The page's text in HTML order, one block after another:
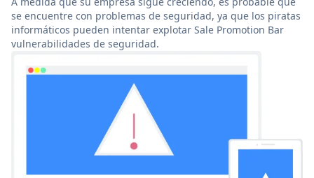
se encuentre con problemas de seguridad, ya que los piratas
informáticos pueden intentar explotar Sale Promotion Bar
vulnerabilidades de seguridad.